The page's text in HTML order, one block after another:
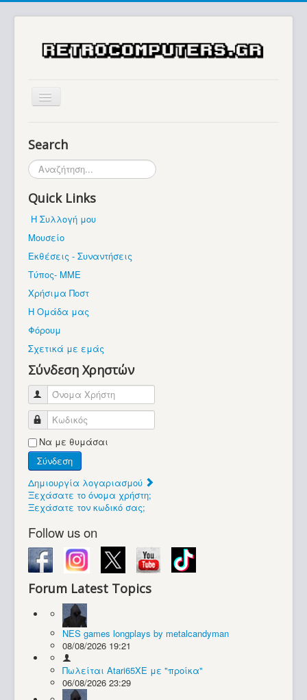
Μουσείο
Βρίσκεστε εδώ:
Συλλογές / Projects
Search
Αναζήτηση...
Quick Links
Η Συλλογή μου
Μουσείο
Εκθέσεις - Συναντήσεις
Τύπος- ΜΜΕ
Χρήσιμα Ποστ
Η Ομάδα μας
Φόρουμ
Σχετικά με εμάς
Σύνδεση Χρηστών
Όνομα Χρήστη
Κωδικός
Να με θυμάσαι
Σύνδεση
Δημιουργία λογαριασμού
Ξεχάσατε το όνομα χρήστη;
Ξεχάσατε τον κωδικό σας;
Follow us on
Forum Latest Topics
NES games longplays by metalcandyman
08/08/2026 19:21
Πωλείται Atari65XE με "προίκα"
06/08/2026 23:29